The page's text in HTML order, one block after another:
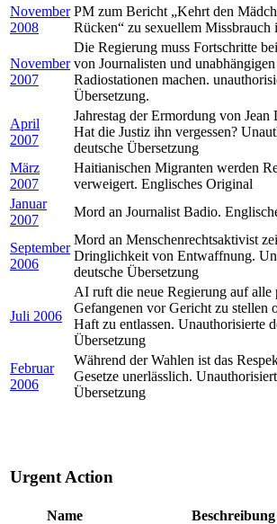
November
2008
PM zum Bericht „Kehrt den
Rücken“ zu sexuellem Missbrauch
November
2007
Die Regierung muss Fortschritte
von Journalisten und unabhängigen
Radiostationen machen.
Übersetzung.
April
2007
Jahrestag der Ermordung von Jean
Hat die Justiz ihn vergessen?
deutsche Übersetzung
März
2007
Haitianischen Migranten werden
verweigert. Englisches Original
Januar
2007
Mord an Journalist Badio.
September
2006
Mord an Menschenrechtsaktivist
Dringlichkeit von Entwaffnung.
deutsche Übersetzung
Juli 2006
AI ruft die neue Regierung auf alle
Gefangenen vor Gericht zu stellen
Haft zu entlassen. Unauthorisierte
Übersetzung
Februar
2006
Während der Wahlen ist das
Gesetze unerlässlich.
Übersetzung
Urgent Action
Name Beschreibung